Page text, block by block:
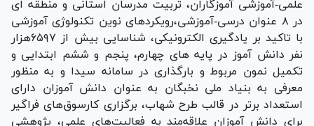
علمی-آموزشی آموزگاران، تربیت مدرسان استانی و منطقه ای
در ۸ عنوان درسی-آموزشی،رویکردهای نوین تکنولوژی آموزشی
با تاکید بر یادگیری الکترونیکی، شناسایی بیش از ۶۵۹۷هزار
نفر دانش آموز در پایه های چهارم، پنجم و ششم ابتدایی و
تکمیل نمون مربوط و بارگذاری در سامانه سیدا و به منظور
معرفی به بنیاد ملی نخبگان به عنوان دانش آموزان دارای
استعداد برتر در قالب طرح شهاب، برگزاری کارسوق‌های فراگیر
برای دانش آموزان علاقه‌مند به فعالیت‌های علمی، پژوهشی